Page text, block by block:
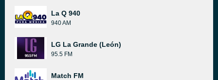
La Q 940
940 AM
LG La Grande (León)
95.5 FM
Match FM